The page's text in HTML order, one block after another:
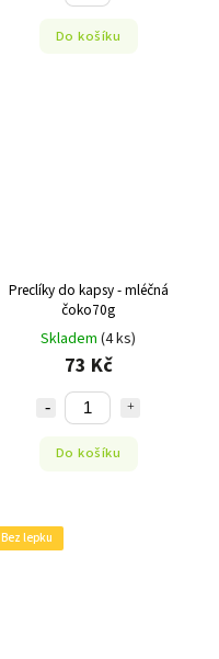
Do košíku
Preclíky do kapsy - mléčná
čoko70g
Skladem (4 ks)
73 Kč
Do košíku
Bez lepku